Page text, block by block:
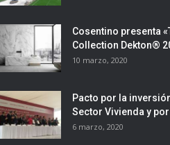
Cosentino presenta
Collection Dekton®
10 marzo, 2020
Pacto por la
Sector Vivienda y
6 marzo, 2020